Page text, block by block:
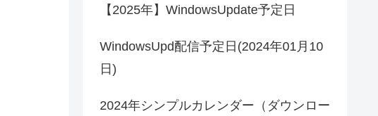
【2025年】WindowsUpdate予定日
WindowsUpd配信予定日(2024年01月10
日)
2024年シンプルカレンダー（ダウンロー